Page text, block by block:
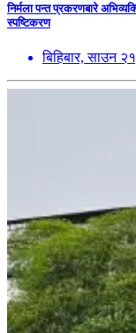
निर्मला पन्त प्रकरणबारे
स्पष्टिकरण
बिहिबार, साउन